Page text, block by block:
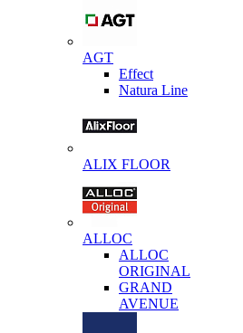
AGT
Effect
Natura Line
ALIX FLOOR
ALLOC
ALLOC
ORIGINAL
GRAND
AVENUE